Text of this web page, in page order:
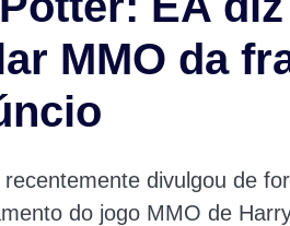
MMO da
divulgou de
do jogo MMO de